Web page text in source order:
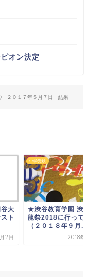
オン決定
２０１７年５月７日 結果
飛
9日
SAPIX
小学2年生 サピッ
入室テスト受験（２
７年５月１４日）番